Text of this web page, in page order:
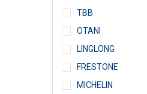
TBB
OTANI
LINGLONG
FRESTONE
MICHELIN